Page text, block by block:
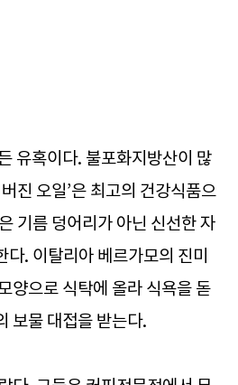
유혹이다. 불포화지방산이 많
진 오일’은 최고의 건강식품으
기름 덩어리가 아닌 신선한 자
. 이탈리아 베르가모의 진미
양으로 식탁에 올라 식욕을 돋
보물 대접을 받는다.